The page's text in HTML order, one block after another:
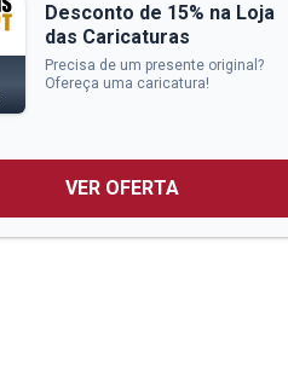
Desconto de 15% na Loja
das Caricaturas
Precisa de um presente original?
Ofereça uma caricatura!
VER OFERTA